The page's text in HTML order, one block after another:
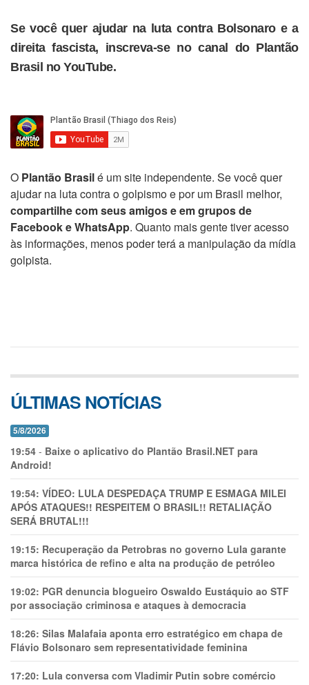
Se você quer ajudar na luta contra Bolsonaro e a
direita fascista, inscreva-se no canal do Plantão
Brasil no YouTube.
O Plantão Brasilé um site independente. Se você quer
ajudar na luta contra o golpismo e por um Brasil melhor,
compartilhe com seus amigos e em grupos de
Facebook e WhatsApp. Quanto mais gente tiver acesso
às informações, menos poder terá a manipulação da mídia
golpista.
ÚLTIMAS NOTÍCIAS
5/8/2026
19:54 - Baixe o aplicativo do Plantão Brasil.NET para
Android!
19:54: VÍDEO: LULA DESPEDAÇA TRUMP E ESMAGA MILEI
APÓS ATAQUES!! RESPEITEM O BRASIL!! RETALIAÇÃO
SERÁ BRUTAL!!!
19:15: Recuperação da Petrobras no governo Lula garante
marca histórica de refino e alta na produção de petróleo
19:02: PGR denuncia blogueiro Oswaldo Eustáquio ao STF
por associação criminosa e ataques à democracia
18:26: Silas Malafaia aponta erro estratégico em chapa de
Flávio Bolsonaro sem representatividade feminina
17:20: Lula conversa com Vladimir Putin sobre comércio